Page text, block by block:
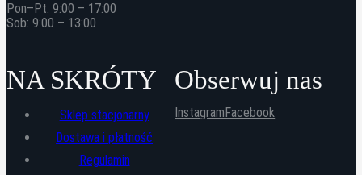
Pon–Pt: 9:00 – 17:00
Sob: 9:00 – 13:00
NA SKRÓTY
Sklep stacjonarny
Dostawa i płatność
Regulamin
Obserwuj nas
Instagram Facebook